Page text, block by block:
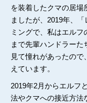
を装着したクマの居場
ましたが、2019年、
ミングで、私はエル
まで先輩ハンドラー
見て憧れがあったの
えています。
2019年2月からエルフ
法やクマへの接近方法